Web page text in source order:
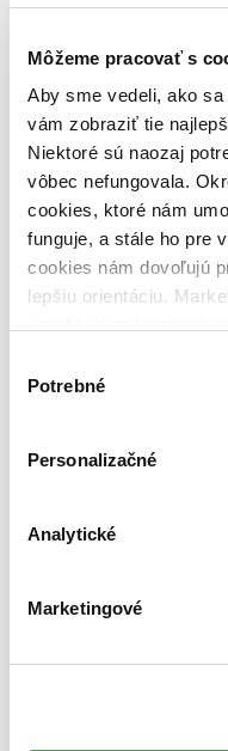
Môžeme pracovať s
Aby sme vedeli, ako
vám zobraziť tie
Niektoré sú naozaj
vôbec nefungovala.
cookies, ktoré nám
funguje, a stále ho pre
cookies nám dovoľujú
lepšiu orientáciu.
keby sme mohli
súhlasu
Potrebné
Personalizačné
Analytické
Marketingové
Bestsellery
Novinky
Najlacnejšie
Najvyššia zľava
Použité filtre
Zrušiť filtre
Účinkuje Colleen Dewhurst